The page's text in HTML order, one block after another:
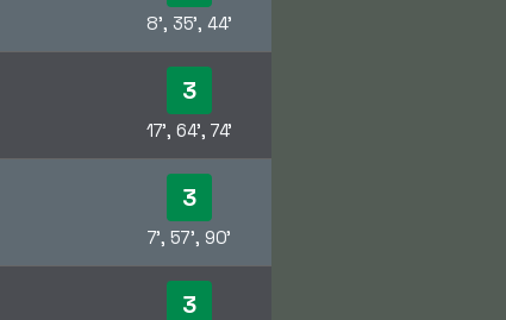
8', 35', 44'
3
17', 64', 74'
3
7', 57', 90'
3